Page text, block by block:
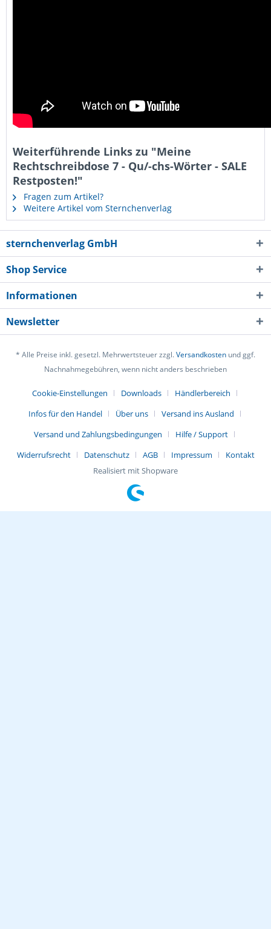
Weiterführende Links zu "Meine
Rechtschreibdose 7 - Qu/-chs-Wörter - SALE
Restposten!"
Fragen zum Artikel?
Weitere Artikel vom Sternchenverlag
sternchenverlag GmbH
Shop Service
Informationen
Newsletter
* Alle Preise inkl. gesetzl. Mehrwertsteuer zzgl.Versandkosten und ggf.
Nachnahmegebühren, wenn nicht anders beschrieben
Cookie-Einstellungen Downloads
Händlerbereich
Infos für den Handel
Über uns
Versand ins Ausland
Versand und Zahlungsbedingungen
Hilfe / Support
Widerrufsrecht
Datenschutz AGB Impressum
Kontakt
Realisiert mit Shopware